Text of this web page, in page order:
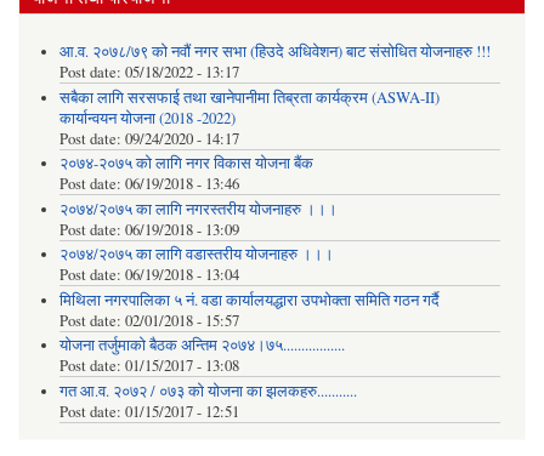
आ.व. २०७८/७९ को नवौं नगर सभा (हिउदे अधिवेशन) बाट संसोधित योजनाहरु !!!
Post date: 05/18/2022 - 13:17
सबैका लागि सरसफाई तथा खानेपानीमा तिब्रता कार्यक्रम (ASWA-II)
कार्यान्वयन योजना (2018 -2022)
Post date: 09/24/2020 - 14:17
२०७४-२०७५ को लागि नगर विकास योजना बैंक
Post date: 06/19/2018 - 13:46
२०७४/२०७५ का लागि नगरस्तरीय योजनाहरु ।।।
Post date: 06/19/2018 - 13:09
२०७४/२०७५ का लागि वडास्तरीय योजनाहरु ।।।
Post date: 06/19/2018 - 13:04
मिथिला नगरपालिका ५ नं. वडा कार्यालयद्धारा उपभोक्ता समिति गठन गर्दै
Post date: 02/01/2018 - 15:57
याेजना तर्जुमाकाे बैठक अन्तिम २०७४।७५.................
Post date: 01/15/2017 - 13:08
गत आ.व. २०७२ / ०७३ को योजना का झलकहरु...........
Post date: 01/15/2017 - 12:51